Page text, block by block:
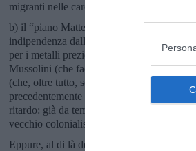
migranti nelle carceri della Rhodesia;
b) il “piano Mattei”, il cui nome serve a
indipendenza dalla Francia si impegnò il
per i metalli preziosi e le fonti
Mussolini (che faceva girare nelle parate
(che, oltre tutto, sono “mancette” rispetto
precedentemente destinati soprattutto alla
ritardo: già da tempo le Nazioni aderenti
vecchio colonialismo europeo.
Eppure, al di là delle “mancette”, delle